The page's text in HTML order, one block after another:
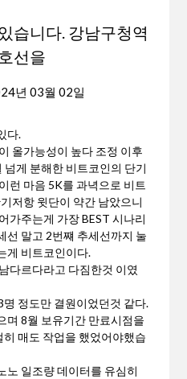
습니다. 강남구청역
선을
년 03월 02일
다.
올가능성이 높다 조정 이후
게 분해한 비트코인의 단기
런 마음 5K를 과녁으로 비트
저항 윗단이 약간 남았으니
가주는게 가장 BEST 시나리
선 말고 2번쨰 추세선까지 눌
게 비트코인이다.
다르다라고 다짐한것 이였
정도만 결원이었던것 같다.
며 8월 보유기간 만료시점을
매도 작업을 했었어야했습
노 일조량 데이터를 유심히